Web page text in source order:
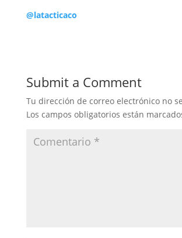
@latacticaco
Submit a Comment
Tu dirección de correo electrónico no
Los campos obligatorios están